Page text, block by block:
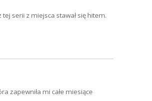
serii z miejsca stawał się hitem.
zapewniła mi całe miesiące